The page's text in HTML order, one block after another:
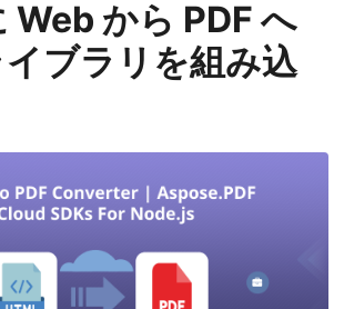
Web から PDF へ
ブラリを組み込